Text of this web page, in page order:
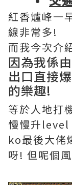
紅香爐峰一
線非常多!
而我今次
因為我係
出口直接
的樂趣!
等於人地打
慢慢升level
ko最後大
呀! 但呢個